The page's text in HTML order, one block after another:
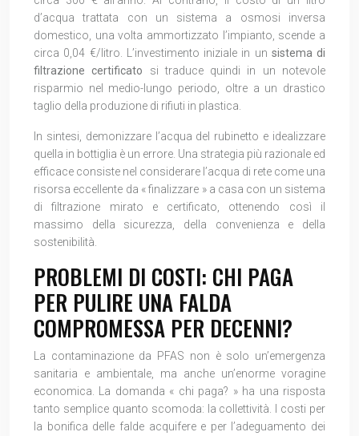
d’acqua trattata con un sistema a osmosi inversa
domestico, una volta ammortizzato l’impianto, scende a
circa 0,04 €/litro. L’investimento iniziale in un sistema di
filtrazione certificato si traduce quindi in un notevole
risparmio nel medio-lungo periodo, oltre a un drastico
taglio della produzione di rifiuti in plastica.
In sintesi, demonizzare l’acqua del rubinetto e idealizzare
quella in bottiglia è un errore. Una strategia più razionale ed
efficace consiste nel considerare l’acqua di rete come una
risorsa eccellente da « finalizzare » a casa con un sistema
di filtrazione mirato e certificato, ottenendo così il
massimo della sicurezza, della convenienza e della
sostenibilità.
PROBLEMI DI COSTI: CHI PAGA
PER PULIRE UNA FALDA
COMPROMESSA PER DECENNI?
La contaminazione da PFAS non è solo un’emergenza
sanitaria e ambientale, ma anche un’enorme voragine
economica. La domanda « chi paga? » ha una risposta
tanto semplice quanto scomoda: la collettività. I costi per
la bonifica delle falde acquifere e per l’adeguamento dei